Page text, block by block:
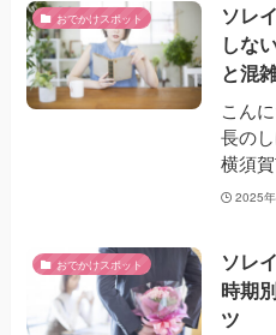
おでかけスポット
ソレ
しな
と混
こん
長の
横須
2025
おでかけスポット
ソレ
時期
ツ